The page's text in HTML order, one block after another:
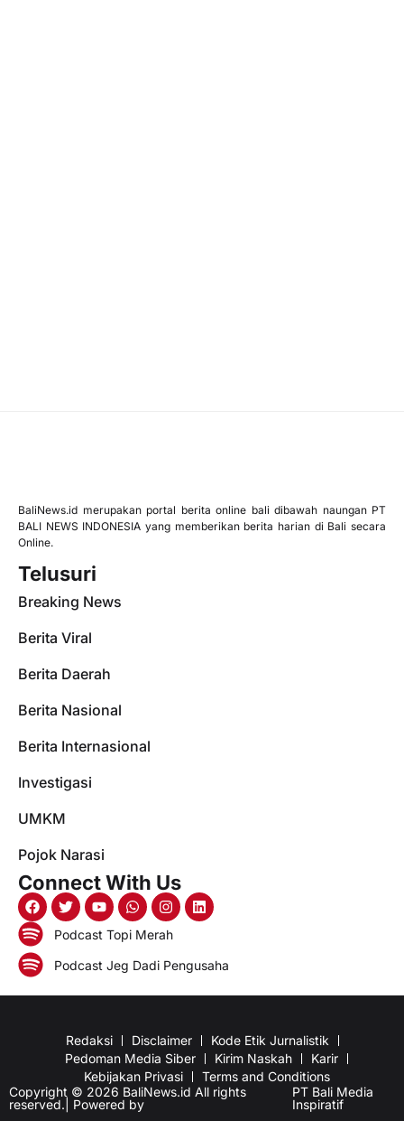
BaliNews.id merupakan portal berita online bali dibawah naungan PT
BALI NEWS INDONESIA yang memberikan berita harian di Bali secara
Online.
Telusuri
Breaking News
Berita Viral
Berita Daerah
Berita Nasional
Berita Internasional
Investigasi
UMKM
Pojok Narasi
Connect With Us
Podcast Topi Merah
Podcast Jeg Dadi Pengusaha
Redaksi Disclaimer
Kode Etik Jurnalistik
Pedoman Media Siber
Kirim Naskah
Karir
Kebijakan Privasi
Terms and Conditions
Copyright © 2026 BaliNews.id All rights
reserved.| Powered by
PT Bali Media
Inspiratif